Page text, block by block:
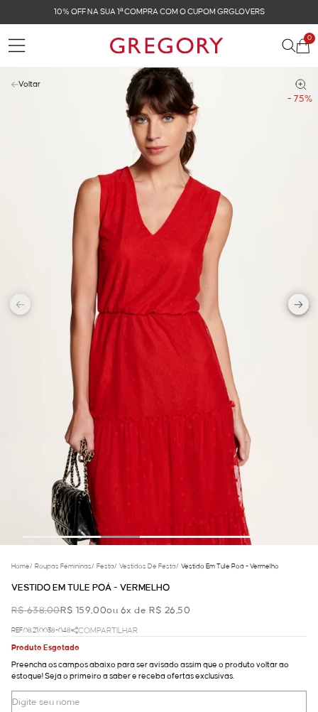
10% OFF NA SUA 1ª COMPRA COM O CUPOM GRGLOVERS
0
- 75%
Voltar
Home/ Roupas Femininas/ Festa/ Vestidos De Festa/ Vestido Em Tule Poá - Vermelho
VESTIDO EM TULE POÁ - VERMELHO
R$ 638,00R$ 159,00ou 6x de R$ 26,50
REF.08.21.0038-048
COMPARTILHAR
Produto Esgotado
Preencha os campos abaixo para ser avisado assim que o produto voltar ao
estoque! Seja o primeiro a saber e receba ofertas exclusivas.